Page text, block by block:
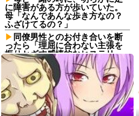
に障害がある方が歩いていた。
母「なんであんな歩き方なの？
ふざけてるの？」
同僚男性とのお付き合いを断
ったら「理屈に合わない主張を
振りかざす感情的なヒステリー
女」と言いふらされて・・・
姉「下着に違和感がある！イ
タズラしたでしょ！？」俺「し
てないよ」←姉が寝ている間に
イタズラしたと勘違いされてい
るのだが・・・